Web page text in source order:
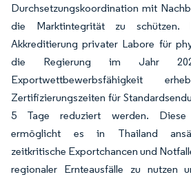
Durchsetzungskoordination mit
die Marktintegrität zu schützen.
Akkreditierung privater Labore für
die Regierung im Jahr
Exportwettbewerbsfähigkeit
Zertifizierungszeiten für
5 Tage reduziert werden. Diese
ermöglicht es in Thailand
zeitkritische Exportchancen und
regionaler Ernteausfälle zu nutzen